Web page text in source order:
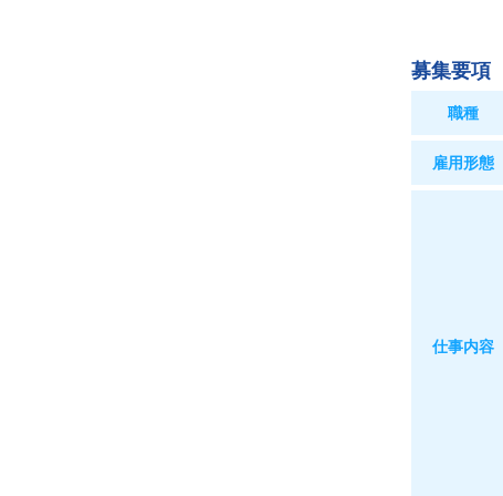
募集要項
職種
雇用形態
仕事内容